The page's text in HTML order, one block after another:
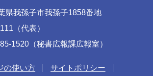
我孫子市我孫子1858番地
（代表）
1520（秘書広報課広報室）
の使い方 サイトポリシー